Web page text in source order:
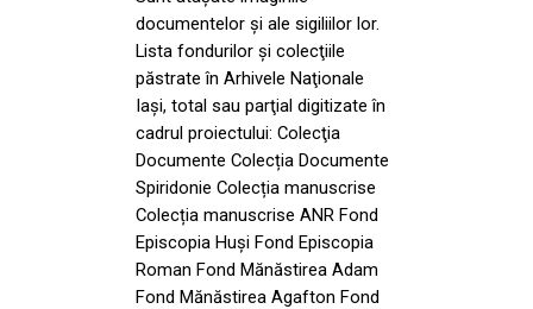
documentelor şi ale sigiliilor lor.
Lista fondurilor şi colecţiile
păstrate în Arhivele Naţionale
Iaşi, total sau parţial digitizate în
cadrul proiectului: Colecţia
Documente Colecția Documente
Spiridonie Colecția manuscrise
Colecția manuscrise ANR Fond
Episcopia Huși Fond Episcopia
Roman Fond Mănăstirea Adam
Fond Mănăstirea Agafton Fond